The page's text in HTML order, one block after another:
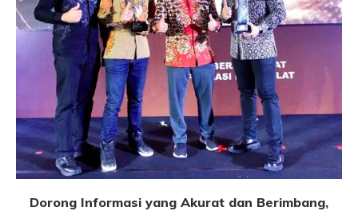
Dorong Informasi yang Akurat dan Berimbang,